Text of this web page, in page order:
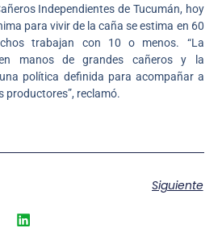
Independientes de Tucumán, hoy
para vivir de la caña se estima en 60
trabajan con 10 o menos. “La
manos de grandes cañeros y la
política definida para acompañar a
productores”, reclamó.
Siguiente